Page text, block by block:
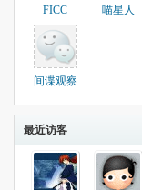
FICC 喵星人
间谍观察
最近访客